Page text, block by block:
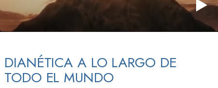
DIANÉTICA A LO LARGO DE
TODO EL MUNDO